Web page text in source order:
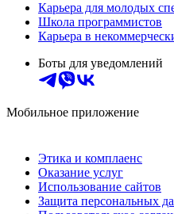
Карьера для молодых
Школа программистов
Карьера в
Боты для уведомлений
Мобильное приложение
Этика и комплаенс
Оказание услуг
Использование сайтов
Защита персональных